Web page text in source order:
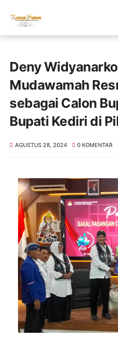
Deny
Mudawamah
sebagai Calon
Bupati Kediri di
AGUSTUS 28, 2024 0 KOMENTAR